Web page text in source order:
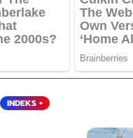
INDEKS +